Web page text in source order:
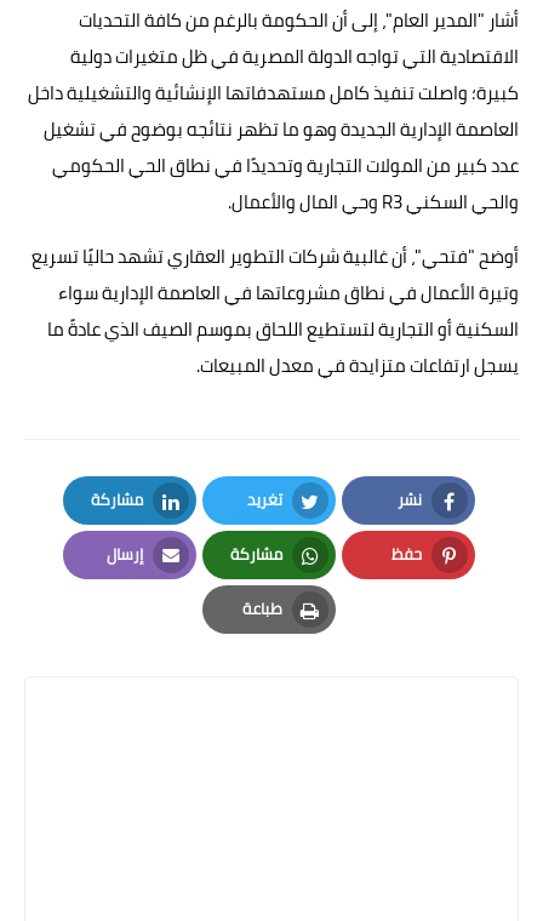
أشار "المدير العام"، إلى أن الحكومة بالرغم من كافة التحديات
الاقتصادية التي تواجه الدولة المصرية في ظل متغيرات دولية
كبيرة؛ واصلت تنفيذ كامل مستهدفاتها الإنشائية والتشغيلية داخل
العاصمة الإدارية الجديدة وهو ما تظهر نتائجه بوضوح في تشغيل
عدد كبير من المولات التجارية وتحديدًا في نطاق الحي الحكومي
والحي السكني R3 وحي المال والأعمال.
أوضح "فتحي"، أن غالبية شركات التطوير العقاري تشهد حاليًا تسريع
وتيرة الأعمال في نطاق مشروعاتها في العاصمة الإدارية سواء
السكنية أو التجارية لتستطيع اللحاق بموسم الصيف الذي عادةً ما
يسجل ارتفاعات متزايدة في معدل المبيعات.
نشر
Facebook
تغريد
Twitter
مشاركة
LinkedIn
حفظ
Pinterest
مشاركة
Whatsapp
إرسال
Email
طباعة
Print